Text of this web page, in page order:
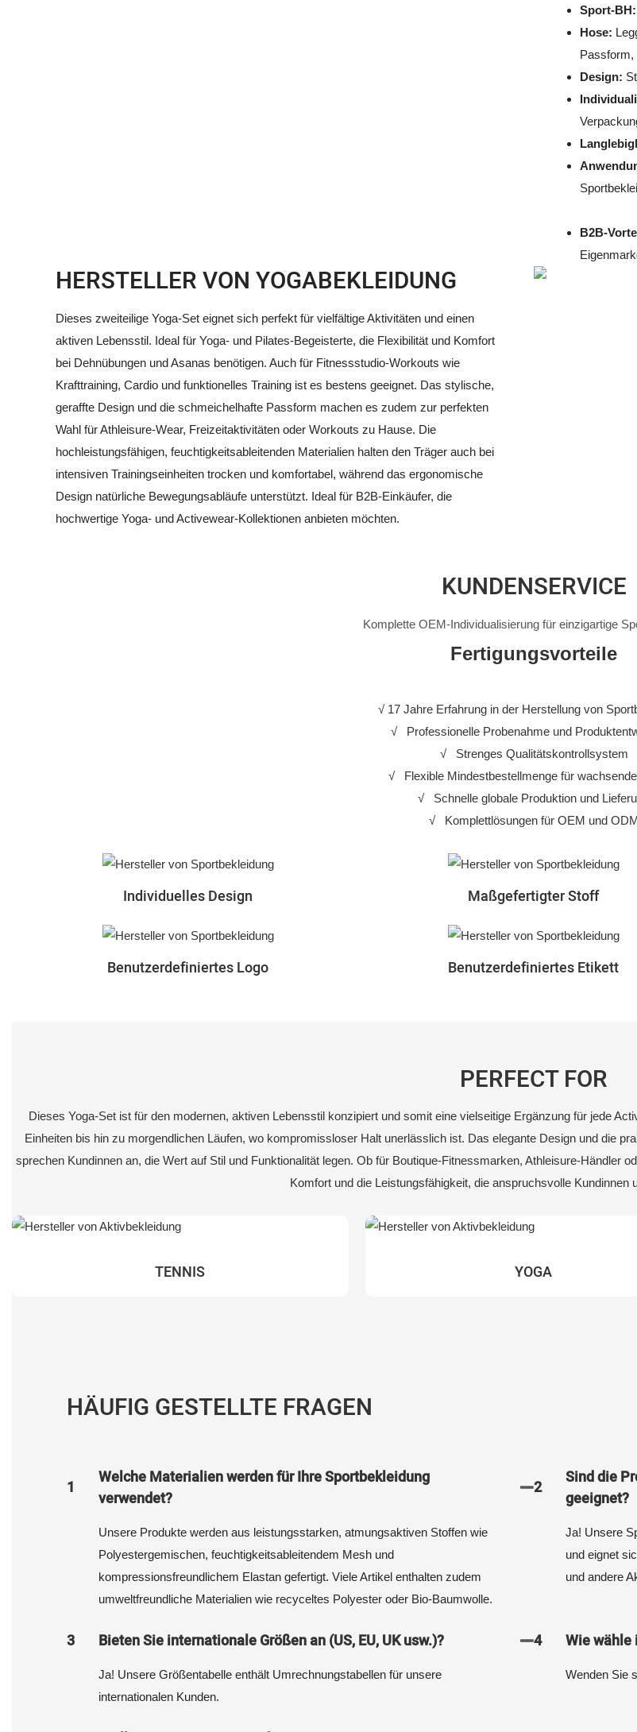
Sport-BH:
Hose:
Passform,
Design:
B2B-
HERSTELLER VON YOGABEKLEIDUNG
Dieses zweiteilige Yoga-Set eignet sich perfekt für vielfältige Aktivitäten und einen
aktiven Lebensstil. Ideal für Yoga- und Pilates-Begeisterte, die Flexibilität und Komfort
bei Dehnübungen und Asanas benötigen. Auch für Fitnessstudio-Workouts wie
Krafttraining, Cardio und funktionelles Training ist es bestens geeignet. Das stylische,
geraffte Design und die schmeichelhafte Passform machen es zudem zur perfekten
Wahl für Athleisure-Wear, Freizeitaktivitäten oder Workouts zu Hause. Die
hochleistungsfähigen, feuchtigkeitsableitenden Materialien halten den Träger auch bei
intensiven Trainingseinheiten trocken und komfortabel, während das ergonomische
Design natürliche Bewegungsabläufe unterstützt. Ideal für B2B-Einkäufer, die
hochwertige Yoga- und Activewear-Kollektionen anbieten möchten.
KUNDENSERVICE
Komplette OEM-Individualisierung für einzigartige
Fertigungsvorteile
√ 17 Jahre Erfahrung in der Herstellung von
√
Professionelle Probenahme und
√
Strenges Qualitätskontrollsystem
√
Flexible Mindestbestellmenge für
√
Schnelle globale Produktion und
√
Komplettlösungen für OEM und
Individuelles Design Maßgefertigter Stoff
Benutzerdefiniertes Logo Benutzerdefiniertes Etikett
PERFECT FOR
Dieses Yoga-Set ist für den modernen, aktiven Lebensstil konzipiert und somit eine vielseitige Ergänzung für jede
Einheiten bis hin zu morgendlichen Läufen, wo kompromissloser Halt unerlässlich ist. Das elegante Design und die
sprechen Kundinnen an, die Wert auf Stil und Funktionalität legen. Ob für Boutique-Fitnessmarken, Athleisure-Händler
Komfort und die Leistungsfähigkeit, die anspruchsvolle Kundinnen
TENNIS YOGA
HÄUFIG GESTELLTE FRAGEN
1
Welche Materialien werden für Ihre Sportbekleidung
verwendet?
Unsere Produkte werden aus leistungsstarken, atmungsaktiven Stoffen wie
Polyestergemischen, feuchtigkeitsableitendem Mesh und
kompressionsfreundlichem Elastan gefertigt. Viele Artikel enthalten zudem
umweltfreundliche Materialien wie recyceltes Polyester oder Bio-Baumwolle.
2
Sind die
geeignet?
Ja! Unsere
und eignet
und andere
3 Bieten Sie internationale Größen an (US, EU, UK usw.)?
Ja! Unsere Größentabelle enthält Umrechnungstabellen für unsere
internationalen Kunden.
4 Wie wähle
Wenden Sie